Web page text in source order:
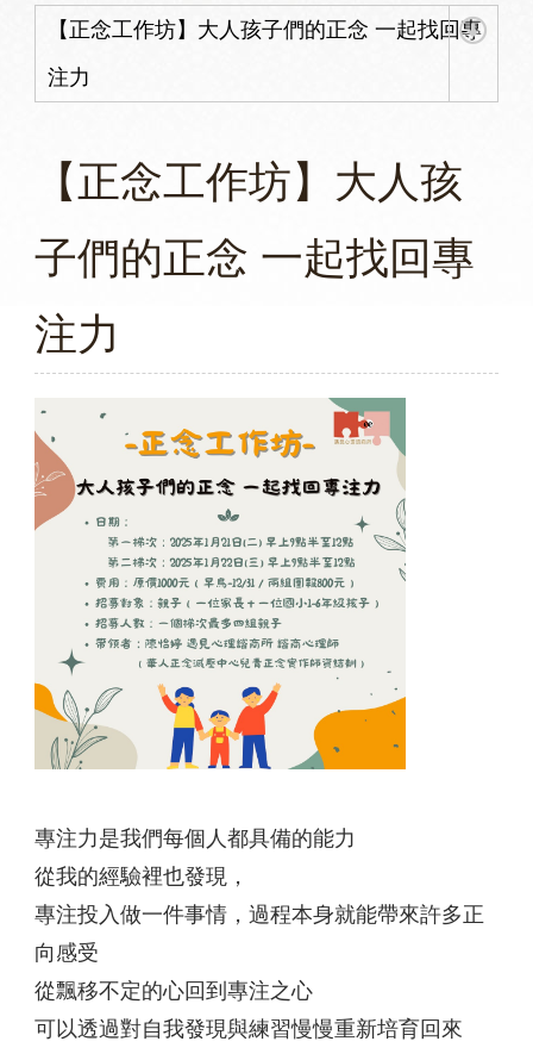
【正念工作坊】大人孩子們的正念 一起找回專
注力
【正念工作坊】大人孩
子們的正念 一起找回專
注力
專注力是我們每個人都具備的能力
從我的經驗裡也發現，
專注投入做一件事情，過程本身就能帶來許多正
向感受
從飄移不定的心回到專注之心
可以透過對自我發現與練習慢慢重新培育回來